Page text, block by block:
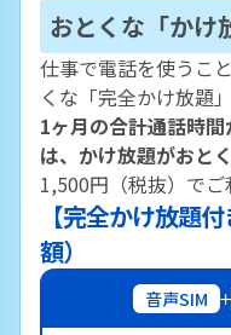
おとくな「かけ
仕事で電話を使うこ
くな「完全かけ放題
1ヶ月の合計通話時
は、かけ放題がおとく
1,500円（税抜）でご
【完全かけ放題
額）
音声SIM